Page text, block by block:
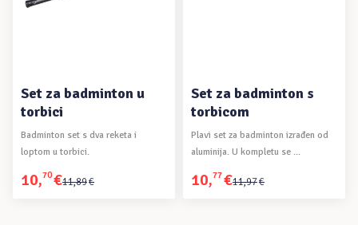
Set za badminton u
torbici
Badminton set s dva reketa i
loptom u torbici.
11,89€
Izvorna
10,70€
Trenutna
Set za badminton s
torbicom
Plavi set za badminton izrađen od
aluminija. U kompletu se ...
11,97€
Izvorna
10,77€
Trenutna